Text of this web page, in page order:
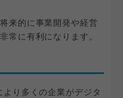
来的に事業開発や経営
常に有利になります。
り多くの企業がデジタ